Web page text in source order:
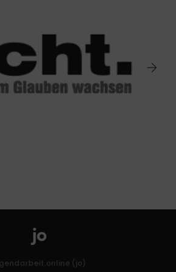
(jo)